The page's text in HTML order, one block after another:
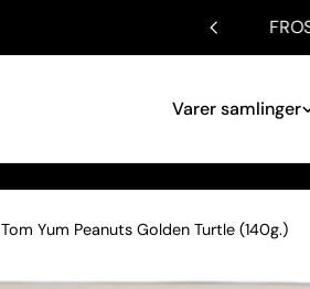
HUSK
Varer samlinger
Tom Yum Peanuts Golden Turtle (140g.)